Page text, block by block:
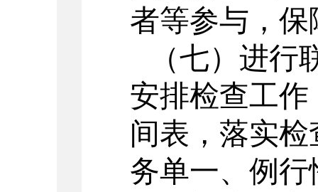
者等参与，
（七）进行
安排检查工
间表，落实
务单一、例